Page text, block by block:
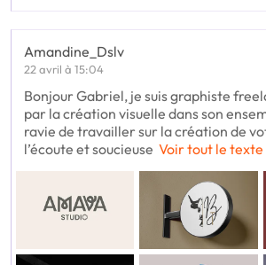
Amandine_Dslv
22 avril à 15:04
Bonjour Gabriel, je suis graphiste
par la création visuelle dans son
ravie de travailler sur la création de
l’écoute et soucieuse Voir tout le texte